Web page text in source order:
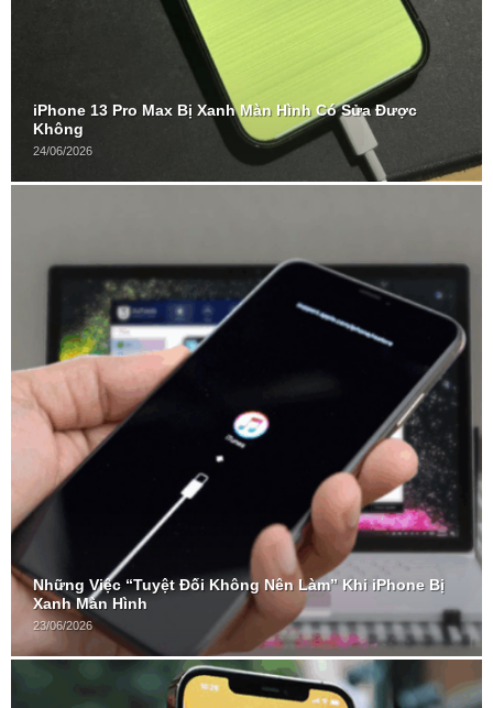
iPhone 13 Pro Max Bị Xanh Màn Hình Có Sửa Được
Không
24/06/2026
Những Việc “Tuyệt Đối Không Nên Làm” Khi iPhone Bị
Xanh Màn Hình
23/06/2026